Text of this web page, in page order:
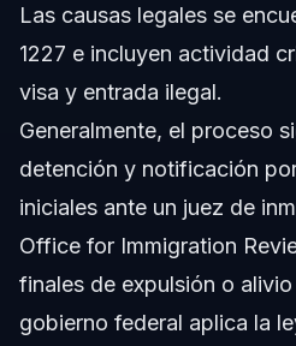
Las causas legales se
1227 e incluyen actividad
visa y entrada ilegal.
Generalmente, el proceso
detención y notificación
iniciales ante un juez de
Office for Immigration
finales de expulsión o
gobierno federal aplica la